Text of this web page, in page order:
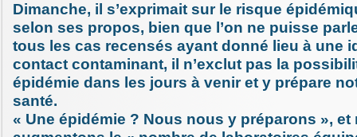
Dimanche, il s’exprimait sur le risque
selon ses propos, bien que l’on ne puisse
tous les cas recensés ayant donné lieu à une
contact contaminant, il n’exclut pas la
épidémie dans les jours à venir et y prépare
santé.
« Une épidémie ? Nous nous y préparons », et